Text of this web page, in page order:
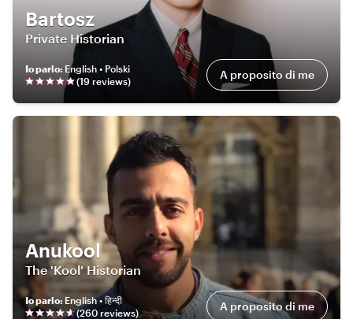
Bartosz
Private Historian
Io parlo: English • Polski
(19 reviews) A proposito di me
Anukool
The 'Kool' Historian
Io parlo: English • हिन्दी
(260 reviews) A proposito di me